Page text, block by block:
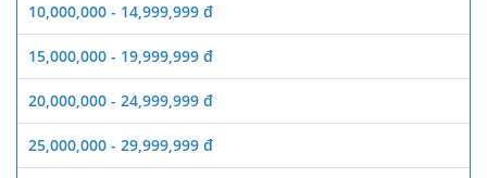
10,000,000 - 14,999,999 đ
15,000,000 - 19,999,999 đ
20,000,000 - 24,999,999 đ
25,000,000 - 29,999,999 đ